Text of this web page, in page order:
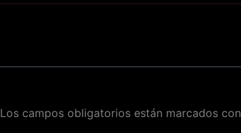
Los campos obligatorios están marcados con